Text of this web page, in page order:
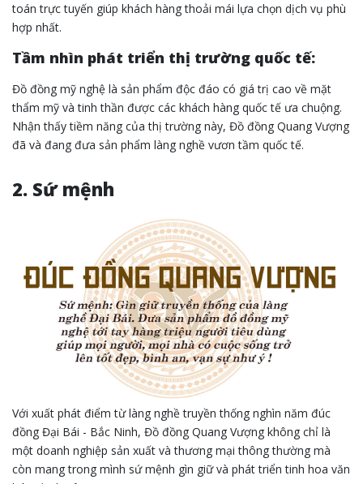
toán trực tuyến giúp khách hàng thoải mái lựa chọn dịch vụ phù
hợp nhất.
Tầm nhìn phát triển thị trường quốc tế:
Đồ đồng mỹ nghệ là sản phẩm độc đáo có giá trị cao về mặt
thẩm mỹ và tinh thần được các khách hàng quốc tế ưa chuộng.
Nhận thấy tiềm năng của thị trường này, Đồ đồng Quang Vượng
đã và đang đưa sản phẩm làng nghề vươn tầm quốc tế.
2. Sứ mệnh
Với xuất phát điểm từ làng nghề truyền thống nghìn năm đúc
đồng Đại Bái - Bắc Ninh, Đồ đồng Quang Vượng không chỉ là
một doanh nghiệp sản xuất và thương mại thông thường mà
còn mang trong mình sứ mệnh gìn giữ và phát triển tinh hoa văn